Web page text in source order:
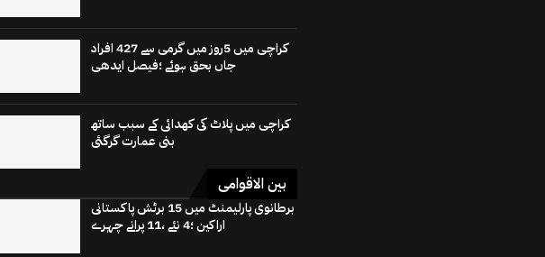
کراچی میں 5روز میں گرمی سے 427 افراد
جاں بحق ہوئے ؛فیصل ایدھی
کراچی میں پلاٹ کی کھدائی کے سبب ساتھ
بنی عمارت گرگئی
بین الاقوامی
برطانوی پارلیمنٹ میں 15 برٹش پاکستانی
اراکین ؛4 نئے ،11 پرانے چہرے